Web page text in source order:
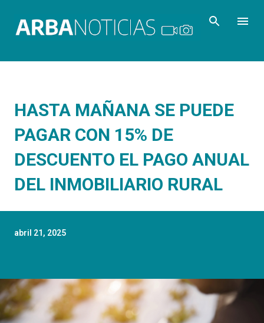
HASTA MAÑANA SE PUEDE
PAGAR CON 15% DE
DESCUENTO EL PAGO ANUAL
DEL INMOBILIARIO RURAL
abril 21, 2025